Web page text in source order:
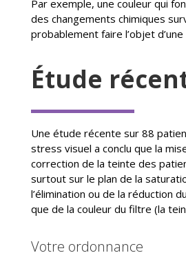
Par exemple, une couleur qui
des changements chimiques
probablement faire l’objet
Étude
Une étude récente sur 88
stress visuel a conclu que la
correction de la teinte des
surtout sur le plan de la
l’élimination ou de la réduction
que de la couleur du filtre (la
Votre ordonnance